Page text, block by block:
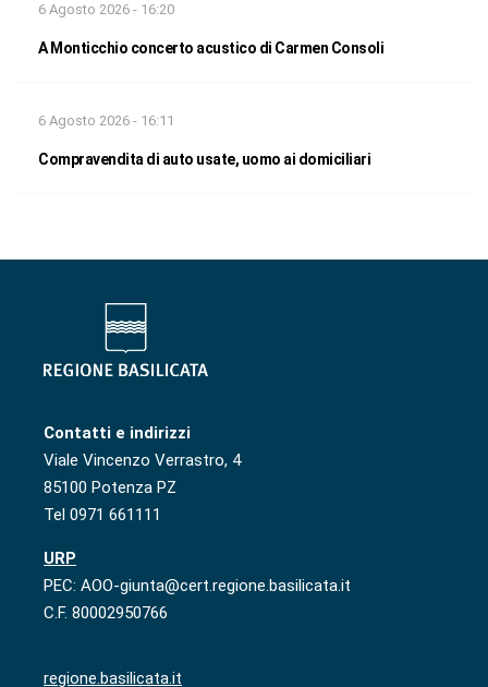
6 Agosto 2026 - 16:20
A Monticchio concerto acustico di Carmen Consoli
6 Agosto 2026 - 16:11
Compravendita di auto usate, uomo ai domiciliari
Contatti e indirizzi
Viale Vincenzo Verrastro, 4
85100 Potenza PZ
Tel 0971 661111
URP
PEC: AOO-giunta@cert.regione.basilicata.it
C.F. 80002950766
regione.basilicata.it